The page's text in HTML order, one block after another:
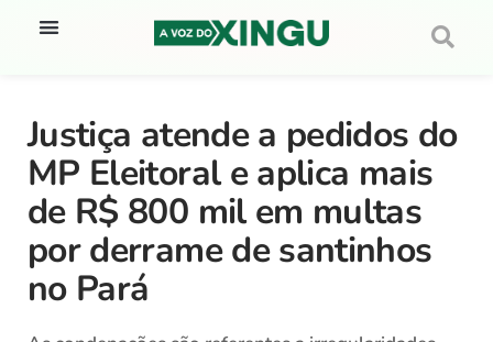
Justiça atende a pedidos do
MP Eleitoral e aplica mais
de R$ 800 mil em multas
por derrame de santinhos
no Pará